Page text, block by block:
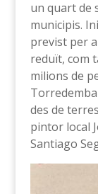
un quart de
municipis.
previst per
reduït, com
milions de
des de
pintor local
Santiago